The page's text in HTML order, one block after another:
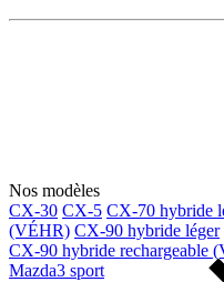
Nos modèles
CX-30 CX-5 CX-70 hybride
(VÉHR) CX-90 hybride léger
CX-90 hybride rechargeable
Mazda3 sport